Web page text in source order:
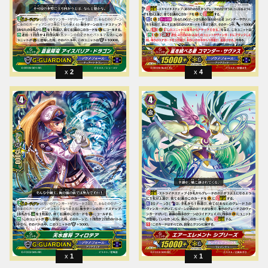
2 4
1 1